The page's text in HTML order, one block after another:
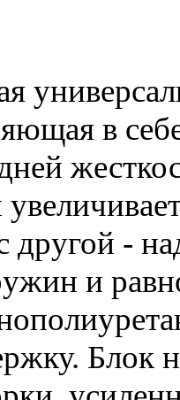
в
другой -
и
Блок